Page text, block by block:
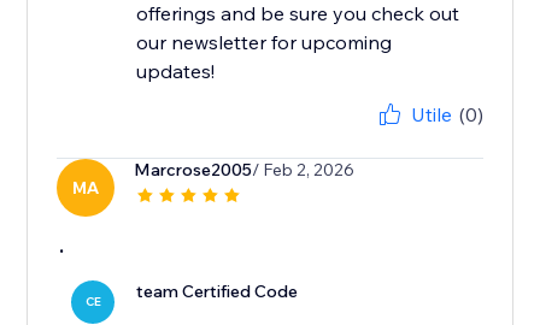
offerings and be sure you check out
our newsletter for upcoming
updates!
Utile (0)
MA
Marcrose2005/ Feb 2, 2026
.
CE team Certified Code